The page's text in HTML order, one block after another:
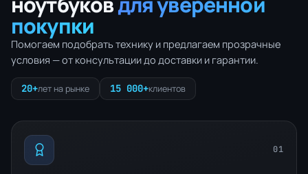
покупки
Помогаем подобрать технику и предлагаем прозрачные
условия — от консультации до доставки и гарантии.
20+лет на рынке 15 000+клиентов
01